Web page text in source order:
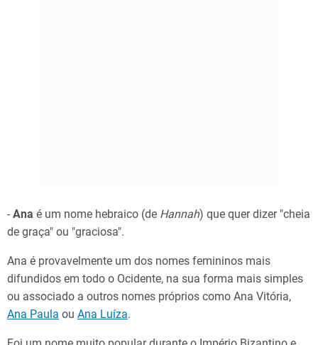
- Ana é um nome hebraico (de Hannah) que quer dizer "cheia
de graça" ou "graciosa".
Ana é provavelmente um dos nomes femininos mais
difundidos em todo o Ocidente, na sua forma mais simples
ou associado a outros nomes próprios como Ana Vitória,
Ana Paula ou Ana Luíza.